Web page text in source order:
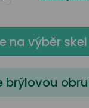
na výběr skel
brýlovou